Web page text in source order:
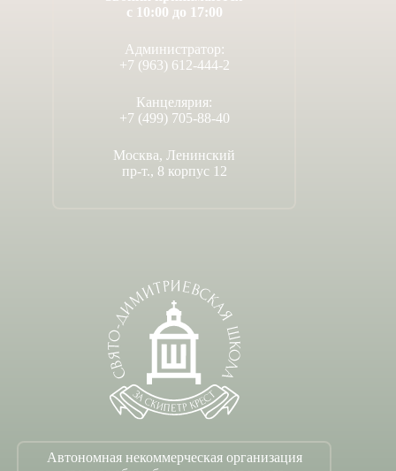
с 10:00 до 17:00
Администратор:
+7 (963) 612-444-2
Канцелярия:
+7 (499) 705-88-40
Москва, Ленинский
пр-т., 8 корпус 12
Автономная некоммерческая организация